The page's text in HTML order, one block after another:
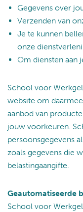
Gegevens over
Verzenden van
Je te kunnen
onze
Om diensten aan
School voor
website om
aanbod van
jouw voorkeuren.
persoonsgegevens
zoals gegevens die
belastingaangifte.
Geautomatiseerde
School voor